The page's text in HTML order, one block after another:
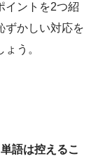
イントを2つ紹
ずかしい対応を
う。
語は控えるこ